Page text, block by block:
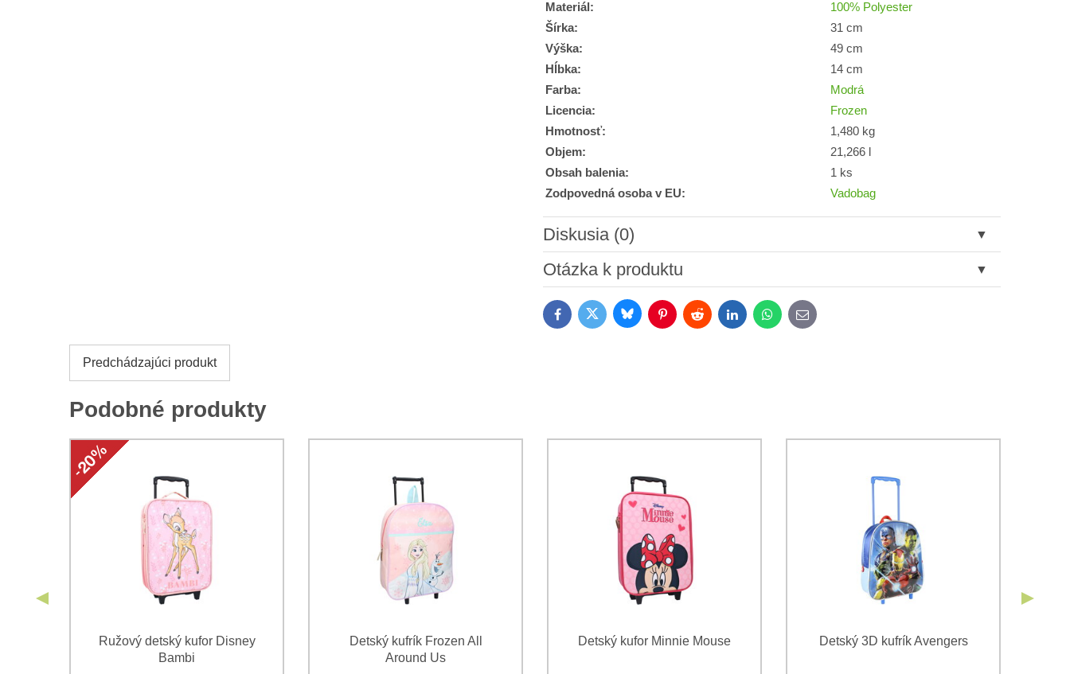
Materiál:
100% Polyester
Šírka:
31 cm
Výška:
49 cm
Hĺbka:
14 cm
Farba:
Modrá
Licencia:
Frozen
Hmotnosť:
1,480 kg
Objem:
21,266 l
Obsah balenia:
1 ks
Zodpovedná osoba v EU:
Vadobag
Diskusia (0)
Nový komentár
Oboznámil som sa s podmienkamiOchrany osobných údajovspoločnosti Bomba s.r.o.
Otázka k produktu
FacebookTwitter BlueskyPinterestReddit LinkedInWhatsApp
E-
mail
Predchádzajúci produkt
Podobné produkty
Ružový detský kufor Disney
Bambi
Detský kufrík Frozen All
Around Us
Detský kufor Minnie Mouse Detský 3D kufrík Avengers